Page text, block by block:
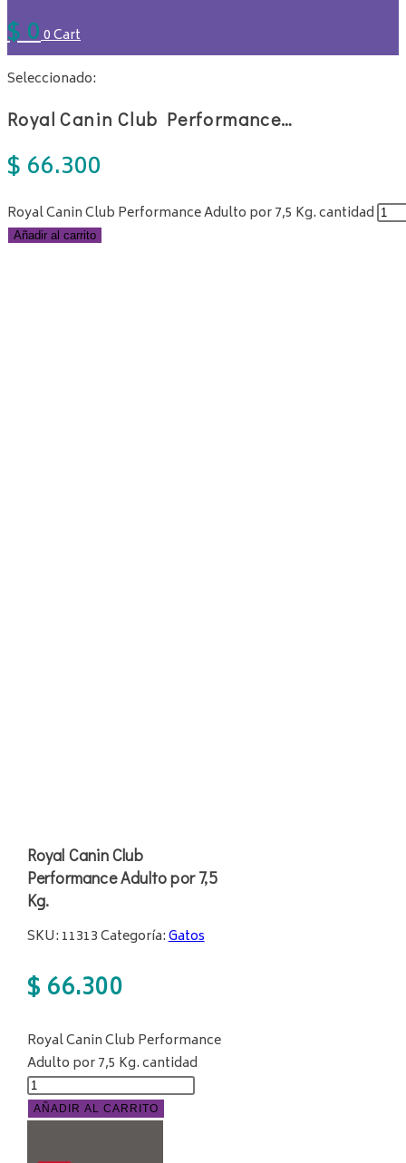
$00Cart
Seleccionado:
Royal Canin Club Performance…
$66.300
Royal Canin Club Performance Adulto por 7,5 Kg. cantidad
Añadir al carrito
Royal Canin Club
Performance Adulto por 7,5
Kg.
SKU: 11313Categoría:Gatos
$66.300
Royal Canin Club Performance
Adulto por 7,5 Kg. cantidad
AÑADIR AL CARRITO